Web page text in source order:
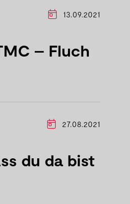
13.09.2021
– Fluch
27.08.2021
du da bist